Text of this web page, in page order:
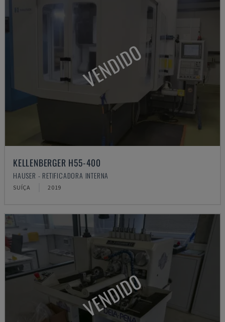
VENDIDO
KELLENBERGER H55-400
HAUSER - RETIFICADORA INTERNA
SUÍÇA 2019
VENDIDO